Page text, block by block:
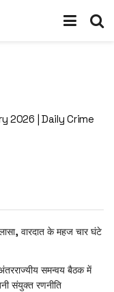
2026 | Daily Crime
वारदात के महज चार घंटे
समन्वय बैठक में
संयुक्त रणनीति